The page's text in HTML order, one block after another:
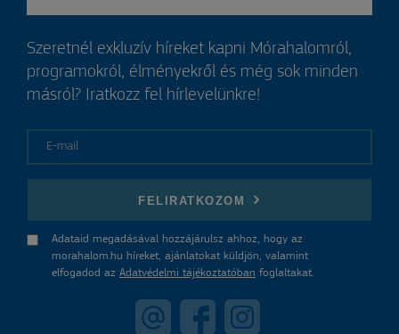
Szeretnél exkluzív híreket kapni Mórahalomról,
programokról, élményekről és még sok minden
másról? Iratkozz fel hírlevelünkre!
FELIRATKOZOM
Adataid megadásával hozzájárulsz ahhoz, hogy az
morahalom.hu híreket, ajánlatokat küldjön, valamint
elfogadod az Adatvédelmi tájékoztatóban foglaltakat.